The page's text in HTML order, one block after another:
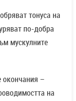
тонуса на
по-добра
мускулните
окончания –
на